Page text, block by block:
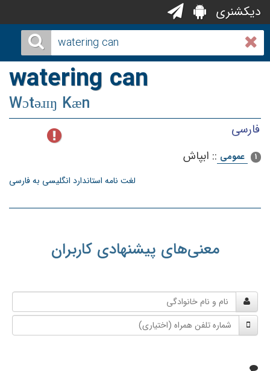
دیکشنری
watering can
Wɔtəɹɪŋ Kæn
فارسی
1 عمومی :: ابپاش‌
لغت نامه استاندارد انگلیسی به فارسی
معنی‌های پیشنهادی کاربران
و
نام
خانوادگی
شماره
تلفن